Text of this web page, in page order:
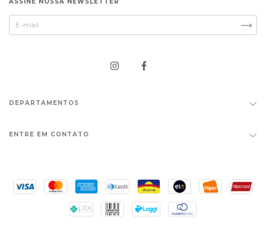
DEPARTAMENTOS
ENTRE EM CONTATO